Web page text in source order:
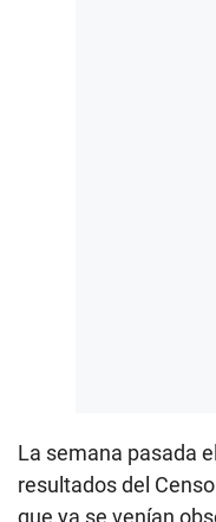
La semana pasada
resultados del
que ya se venían